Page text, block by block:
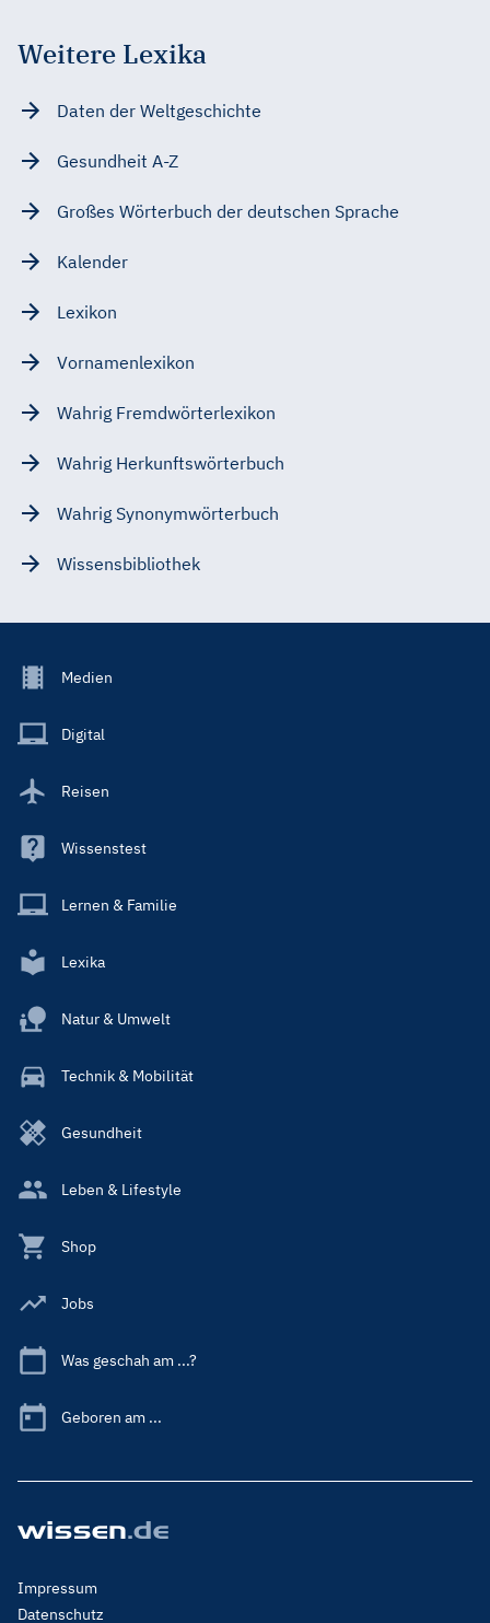
Weitere Lexika
Daten der Weltgeschichte
Gesundheit A-Z
Großes Wörterbuch der deutschen Sprache
Kalender
Lexikon
Vornamenlexikon
Wahrig Fremdwörterlexikon
Wahrig Herkunftswörterbuch
Wahrig Synonymwörterbuch
Wissensbibliothek
Footer
Main
Medien
Digital
Reisen
Wissenstest
Lernen & Familie
Lexika
Natur & Umwelt
Technik & Mobilität
Gesundheit
Leben & Lifestyle
Shop
Jobs
Was geschah am ...?
Geboren am ...
Footer
Menu
Impressum
Datenschutz